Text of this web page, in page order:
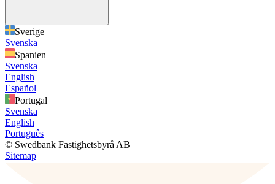
Sverige
Svenska
Spanien
Svenska
English
Español
Portugal
Svenska
English
Português
© Swedbank Fastighetsbyrå AB
Sitemap